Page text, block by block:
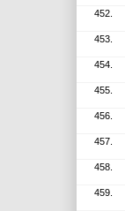
452.
453.
454.
455.
456.
457.
458.
459.